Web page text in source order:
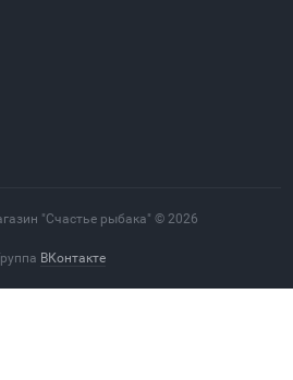
"Счастье рыбака" © 2026
ВКонтакте